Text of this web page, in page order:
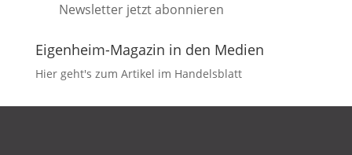
Newsletter jetzt abonnieren
Eigenheim-Magazin in den Medien
Hier geht's zum Artikel im Handelsblatt
DATENSCHUTZ